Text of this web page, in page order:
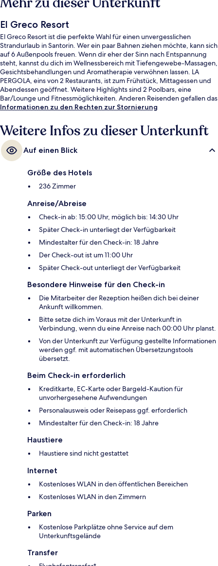
El Greco Resort
El Greco Resort ist die perfekte Wahl für einen unvergesslichen
Strandurlaub in Santorin. Wer ein paar Bahnen ziehen möchte, kann sich
auf 6 Außenpools freuen. Wenn dir eher der Sinn nach Entspannung
steht, kannst du dich im Wellnessbereich mit Tiefengewebe-Massagen,
Gesichtsbehandlungen und Aromatherapie verwöhnen lassen. LA
PERGOLA, eins von 2 Restaurants, ist zum Frühstück, Mittagessen und
Abendessen geöffnet. Weitere Highlights sind 2 Poolbars, eine
Bar/Lounge und Fitnessmöglichkeiten. Anderen Reisenden gefallen das
hilfsbereite Personal und die Lage sehr gut.
Informationen zu den Rechten zur Stornierung
Weitere Infos zu dieser Unterkunft
Auf einen Blick
Größe des Hotels
236 Zimmer
Anreise/Abreise
Check-in ab: 15:00 Uhr, möglich bis: 14:30 Uhr
Später Check-in unterliegt der Verfügbarkeit
Mindestalter für den Check-in: 18 Jahre
Der Check-out ist um 11:00 Uhr
Später Check-out unterliegt der Verfügbarkeit
Besondere Hinweise für den Check-in
Die Mitarbeiter der Rezeption heißen dich bei deiner
Ankunft willkommen.
Bitte setze dich im Voraus mit der Unterkunft in
Verbindung, wenn du eine Anreise nach 00:00 Uhr planst.
Von der Unterkunft zur Verfügung gestellte Informationen
werden ggf. mit automatischen Übersetzungstools
übersetzt.
Beim Check-in erforderlich
Kreditkarte, EC-Karte oder Bargeld-Kaution für
unvorhergesehene Aufwendungen
Personalausweis oder Reisepass ggf. erforderlich
Mindestalter für den Check-in: 18 Jahre
Haustiere
Haustiere sind nicht gestattet
Internet
Kostenloses WLAN in den öffentlichen Bereichen
Kostenloses WLAN in den Zimmern
Parken
Kostenlose Parkplätze ohne Service auf dem
Unterkunftsgelände
Transfer